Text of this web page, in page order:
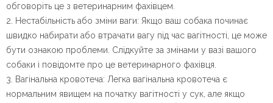
обговоріть це з ветеринарним фахівцем.
2. Нестабільність або зміни ваги: Якщо ваш собака починає
швидко набирати або втрачати вагу під час вагітності, це може
бути ознакою проблеми. Слідкуйте за змінами у вазі вашого
собаки і повідомте про це ветеринарного фахівця.
3. Вагінальна кровотеча: Легка вагінальна кровотеча є
нормальним явищем на початку вагітності у сук, але якщо